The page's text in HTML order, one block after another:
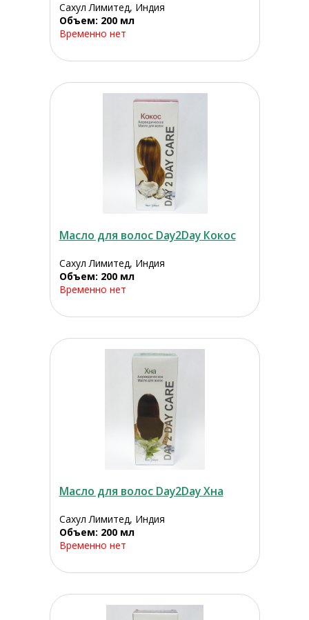
Сахул Лимитед, Индия
Объем: 200 мл
Временно нет
Масло для волос Day2Day Кокос
Сахул Лимитед, Индия
Объем: 200 мл
Временно нет
Масло для волос Day2Day Хна
Сахул Лимитед, Индия
Объем: 200 мл
Временно нет